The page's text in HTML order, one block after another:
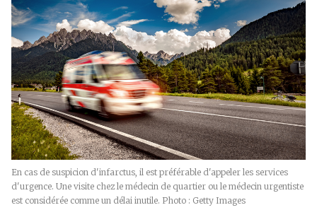
En cas de suspicion d'infarctus, il est préférable d'appeler les services
d'urgence. Une visite chez le médecin de quartier ou le médecin urgentiste
est considérée comme un délai inutile. Photo : Getty Images